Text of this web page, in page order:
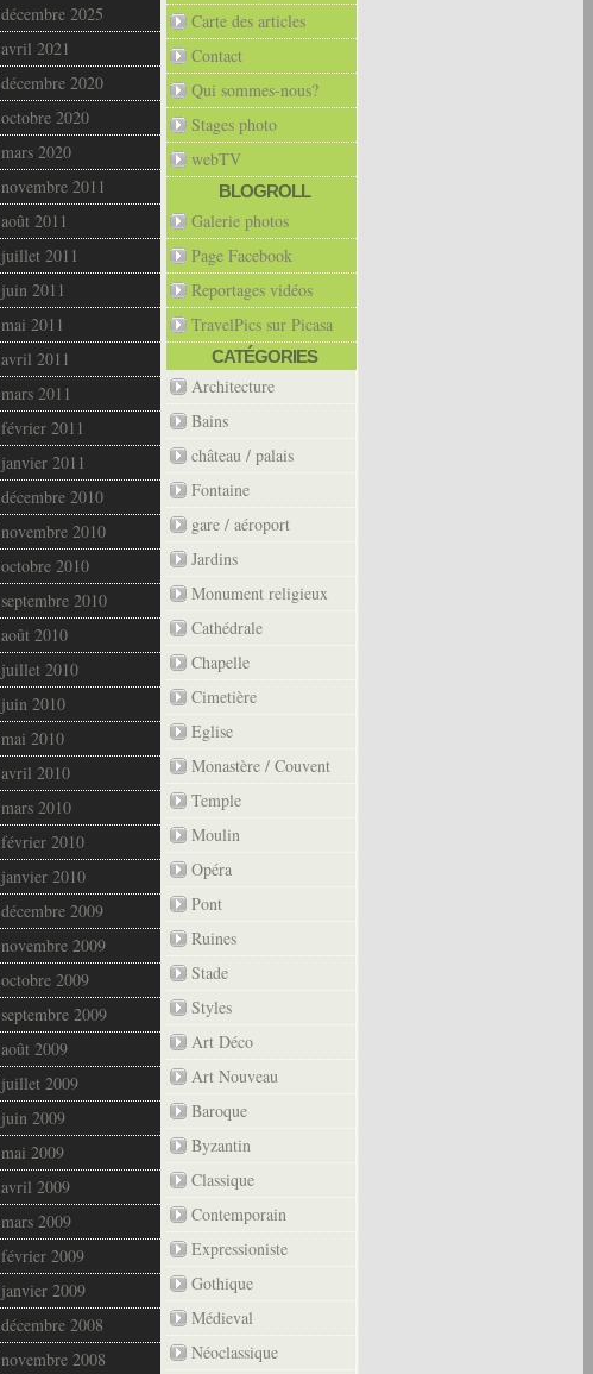
décembre 2025
avril 2021
décembre 2020
octobre 2020
mars 2020
novembre 2011
août 2011
juillet 2011
juin 2011
mai 2011
avril 2011
mars 2011
février 2011
janvier 2011
décembre 2010
novembre 2010
octobre 2010
septembre 2010
août 2010
juillet 2010
juin 2010
mai 2010
avril 2010
mars 2010
février 2010
janvier 2010
décembre 2009
novembre 2009
octobre 2009
septembre 2009
août 2009
juillet 2009
juin 2009
mai 2009
avril 2009
mars 2009
février 2009
janvier 2009
décembre 2008
novembre 2008
Carte des articles
Contact
Qui sommes-nous?
Stages photo
webTV
BLOGROLL
Galerie photos
Page Facebook
Reportages vidéos
TravelPics sur Picasa
CATÉGORIES
Architecture
Bains
château / palais
Fontaine
gare / aéroport
Jardins
Monument religieux
Cathédrale
Chapelle
Cimetière
Eglise
Monastère / Couvent
Temple
Moulin
Opéra
Pont
Ruines
Stade
Styles
Art Déco
Art Nouveau
Baroque
Byzantin
Classique
Contemporain
Expressioniste
Gothique
Médieval
Néoclassique